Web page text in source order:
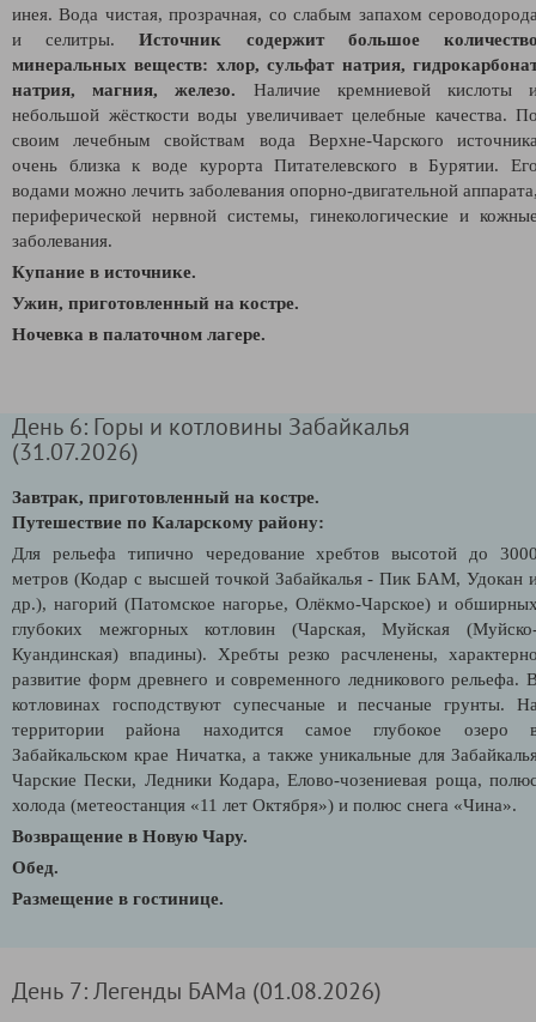
инея. Вода чистая, прозрачная, со слабым запахом
и селитры.Источник содержит большое
минеральных веществ: хлор, сульфат натрия,
натрия, магния, железо. Наличие кремниевой кислоты
небольшой жёсткости воды увеличивает целебные качества.
своим лечебным свойствам вода Верхне-Чарского
очень близка к воде курорта Питателевского в Бурятии.
водами можно лечить заболевания опорно-двигательной
периферической нервной системы, гинекологические и
заболевания.
Купание в источнике.
Ужин, приготовленный на костре.
Ночевка в палаточном лагере.
День 6: Горы и котловины Забайкалья
(31.07.2026)
Завтрак, приготовленный на костре.
Путешествие по Каларскому району:
Для рельефа типично чередование хребтов высотой до
метров (Кодар с высшей точкой Забайкалья - Пик БАМ, Удокан
др.), нагорий (Патомское нагорье, Олёкмо-Чарское) и
глубоких межгорных котловин (Чарская, Муйская
Куандинская) впадины). Хребты резко расчленены,
развитие форм древнего и современного ледникового рельефа.
котловинах господствуют супесчаные и песчаные грунты.
территории района находится самое глубокое озеро
Забайкальском крае Ничатка, а также уникальные для
Чарские Пески, Ледники Кодара, Елово-чозениевая роща,
холода (метеостанция «11 лет Октября») и полюс снега «Чина».
Возвращение в Новую Чару.
Обед.
Размещение в гостинице.
День 7: Легенды БАМа (01.08.2026)